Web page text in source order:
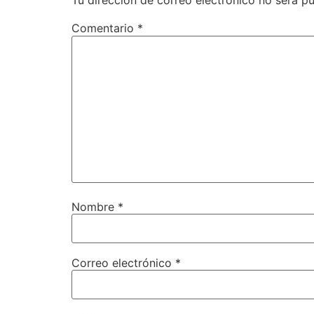
Comentario *
Nombre *
Correo electrónico *